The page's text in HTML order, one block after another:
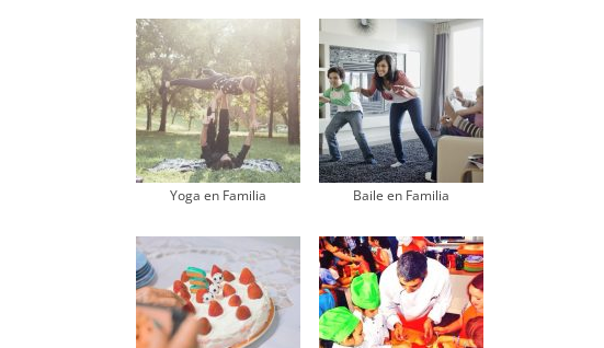
Yoga en Familia Baile en Familia